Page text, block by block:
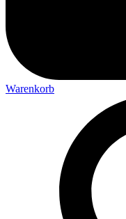
Warenkorb